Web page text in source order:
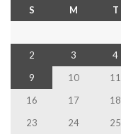
S M T
2
3 4
9
10 11
16
17 18
23
24 25